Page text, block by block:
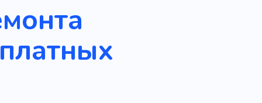
Ателье одежды
Ателье
Барокко